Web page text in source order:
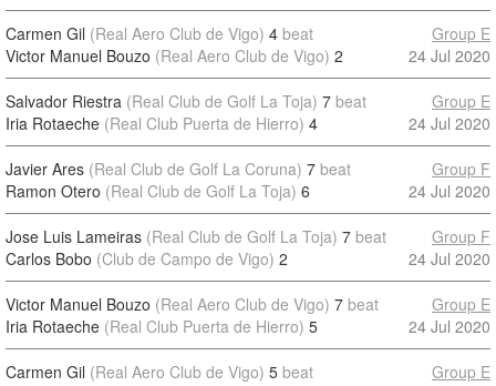
Carmen Gil (Real Aero Club de Vigo) 4 beat
Victor Manuel Bouzo (Real Aero Club de Vigo) 2
Group E
24 Jul 2020
Salvador Riestra (Real Club de Golf La Toja) 7 beat
Iria Rotaeche (Real Club Puerta de Hierro) 4
Group E
24 Jul 2020
Javier Ares (Real Club de Golf La Coruna) 7 beat
Ramon Otero (Real Club de Golf La Toja) 6
Group F
24 Jul 2020
Jose Luis Lameiras (Real Club de Golf La Toja) 7 beat
Carlos Bobo (Club de Campo de Vigo) 2
Group F
24 Jul 2020
Victor Manuel Bouzo (Real Aero Club de Vigo) 7 beat
Iria Rotaeche (Real Club Puerta de Hierro) 5
Group E
24 Jul 2020
Carmen Gil (Real Aero Club de Vigo) 5 beat
Group E